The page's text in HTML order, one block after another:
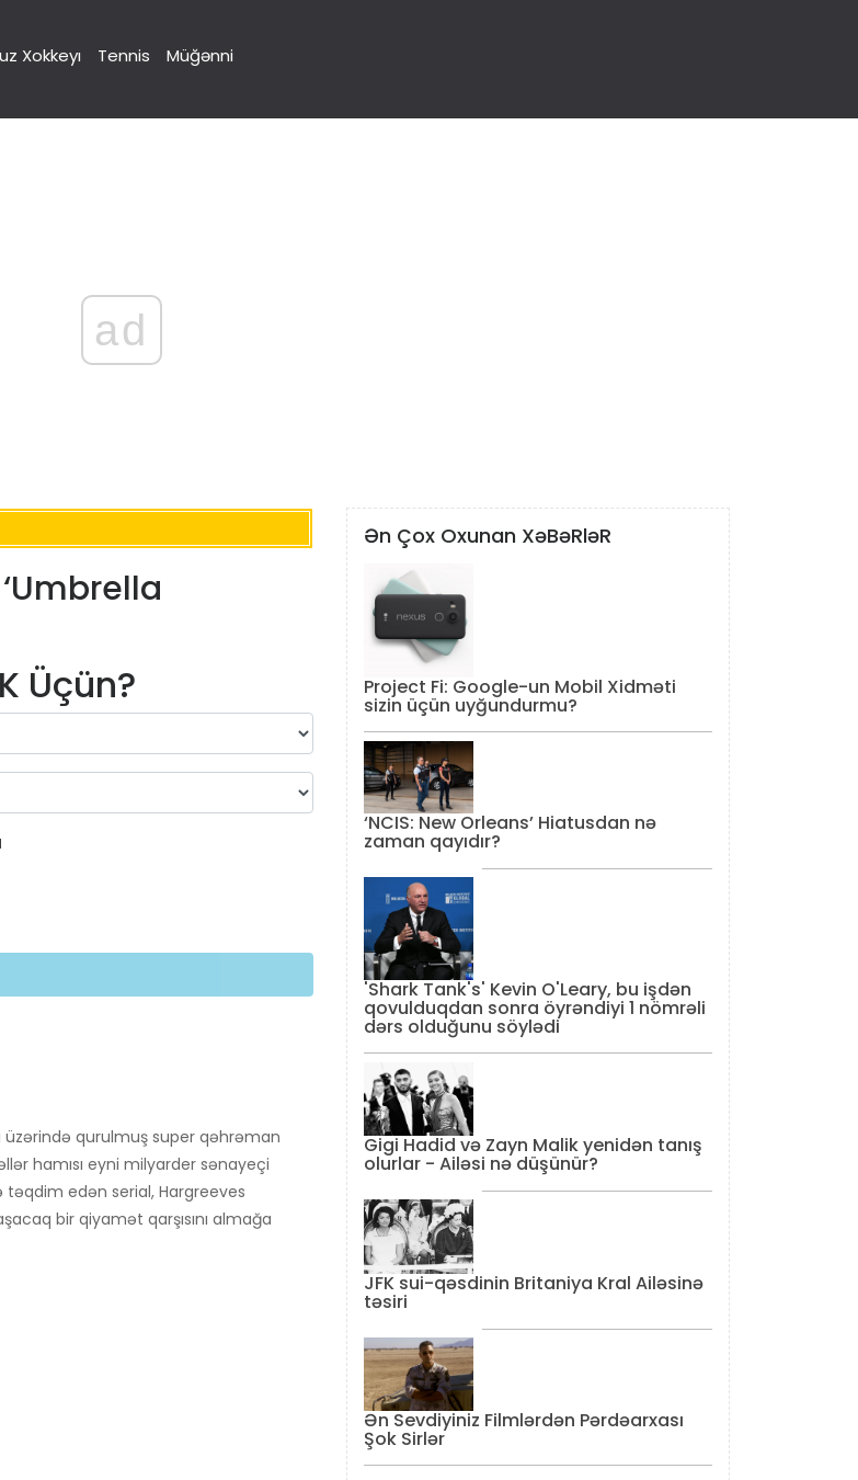
Xokkeyı Tennis Müğənni
ad
Üçün?
üzərində qurulmuş super qəhrəman
hamısı eyni milyarder sənayeçi
təqdim edən serial, Hargreeves
bir qiyamət qarşısını almağa
Ən Çox Oxunan XəBəRləR
Project Fi: Google-un Mobil Xidməti
sizin üçün uyğundurmu?
‘NCIS: New Orleans’ Hiatusdan nə
zaman qayıdır?
'Shark Tank's' Kevin O'Leary, bu işdən
qovulduqdan sonra öyrəndiyi 1 nömrəli
dərs olduğunu söylədi
Gigi Hadid və Zayn Malik yenidən tanış
olurlar - Ailəsi nə düşünür?
JFK sui-qəsdinin Britaniya Kral Ailəsinə
təsiri
Ən Sevdiyiniz Filmlərdən Pərdəarxası
Şok Sirlər